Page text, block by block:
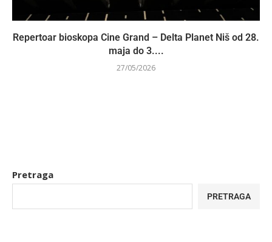
Repertoar bioskopa Cine Grand – Delta Planet Niš od 28.
maja do 3....
27/05/2026
Pretraga
PRETRAGA